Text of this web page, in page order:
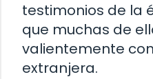
testimonios de la
que muchas de
valientemente
extranjera.